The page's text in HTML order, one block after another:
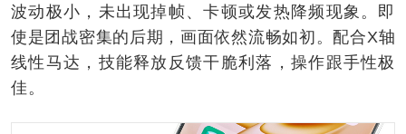
波动极小，未出现掉帧、卡顿或发热降频现象。即
使是团战密集的后期，画面依然流畅如初。配合X轴
线性马达，技能释放反馈干脆利落，操作跟手性极
佳。